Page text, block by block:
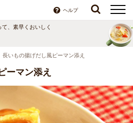
ヘルプ
、素早くおいしく
長いもの揚げだし風ピーマン添え
ーマン添え